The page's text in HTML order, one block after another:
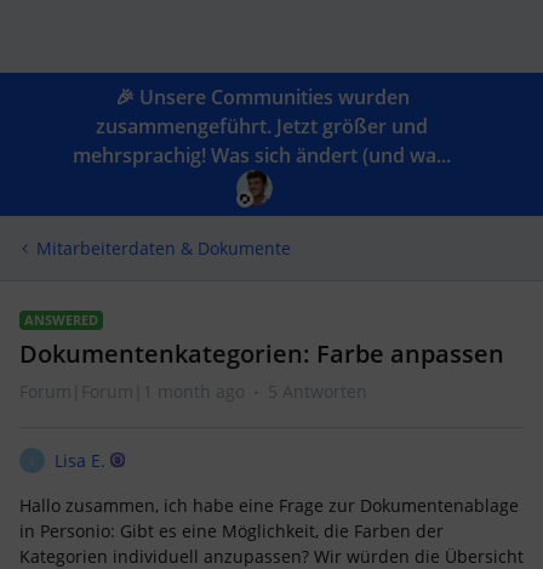
🎉 Unsere Communities wurden
zusammengeführt. Jetzt größer und
mehrsprachig! Was sich ändert (und wa...
Mitarbeiterdaten & Dokumente
ANSWERED
Dokumentenkategorien: Farbe anpassen
Forum|Forum|1 month ago 5 Antworten
Lisa E.
Hallo zusammen, ich habe eine Frage zur Dokumentenablage
in Personio: Gibt es eine Möglichkeit, die Farben der
Kategorien individuell anzupassen? Wir würden die Übersicht